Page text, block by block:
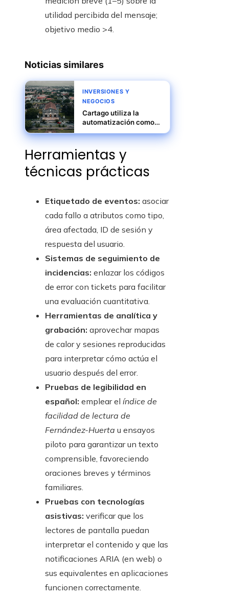
utilidad percibida del mensaje;
objetivo medio >4.
Noticias similares
INVERSIONES Y
NEGOCIOS
Cartago utiliza la
automatización como
motor de productividad
y desarrollo industrial
Herramientas y
técnicas prácticas
Etiquetado de eventos: asociar
cada fallo a atributos como tipo,
área afectada, ID de sesión y
respuesta del usuario.
Sistemas de seguimiento de
incidencias: enlazar los códigos
de error con tickets para facilitar
una evaluación cuantitativa.
Herramientas de analítica y
grabación: aprovechar mapas
de calor y sesiones reproducidas
para interpretar cómo actúa el
usuario después del error.
Pruebas de legibilidad en
español: emplear el índice de
facilidad de lectura de
Fernández-Huerta u ensayos
piloto para garantizar un texto
comprensible, favoreciendo
oraciones breves y términos
familiares.
Pruebas con tecnologías
asistivas: verificar que los
lectores de pantalla puedan
interpretar el contenido y que las
notificaciones ARIA (en web) o
sus equivalentes en aplicaciones
funcionen correctamente.